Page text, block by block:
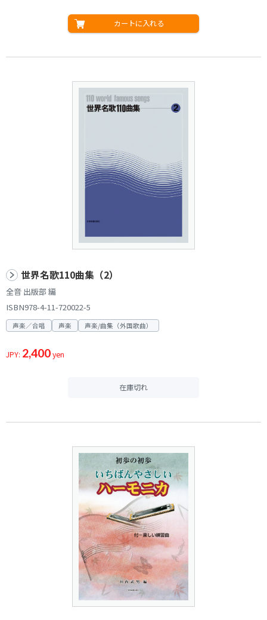
カートに入れる
世界名歌110曲集（2）
全音 出版部 編
ISBN978-4-11-720022-5
声楽／合唱 声楽 声楽/曲集（外国歌曲）
JPY: 2,400yen
在庫切れ